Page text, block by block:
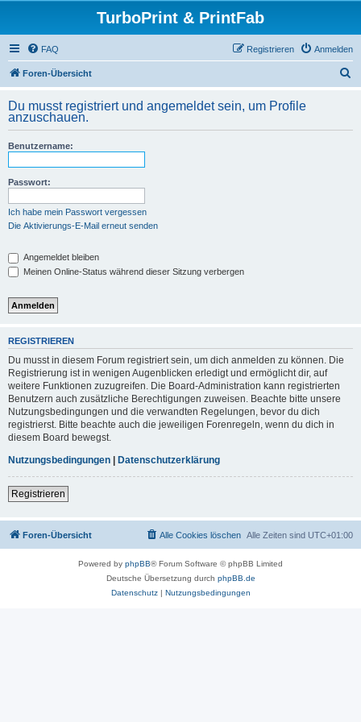
TurboPrint & PrintFab
FAQ Anmelden
Registrieren
Foren-Übersicht
h
Du musst registriert und angemeldet sein, um Profile
anzuschauen.
Benutzername:
Passwort:
Ich habe mein Passwort vergessen
Die Aktivierungs-E-Mail erneut senden
Angemeldet bleiben
Meinen Online-Status während dieser Sitzung verbergen
REGISTRIEREN
Du musst in diesem Forum registriert sein, um dich anmelden zu können. Die
Registrierung ist in wenigen Augenblicken erledigt und ermöglicht dir, auf
weitere Funktionen zuzugreifen. Die Board-Administration kann registrierten
Benutzern auch zusätzliche Berechtigungen zuweisen. Beachte bitte unsere
Nutzungsbedingungen und die verwandten Regelungen, bevor du dich
registrierst. Bitte beachte auch die jeweiligen Forenregeln, wenn du dich in
diesem Board bewegst.
Nutzungsbedingungen | Datenschutzerklärung
Registrieren
Foren-Übersicht Alle Zeiten sind UTC+01:00
Alle Cookies löschen
Powered by phpBB® Forum Software © phpBB Limited
Deutsche Übersetzung durch phpBB.de
Datenschutz| Nutzungsbedingungen